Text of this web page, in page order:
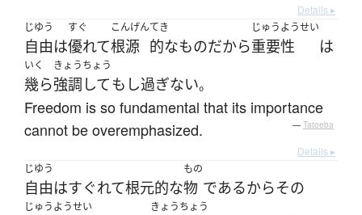
Details ▸
じゆう
自由は
すぐ
優れて
こんげん
根源
てき
的なものだから
じゅうようせい
重要性 は
いく
幾ら
きょうちょう
強調しても し過ぎない。
Freedom is so fundamental that its importance
cannot be overemphasized.
— Tatoeba
Details ▸
じゆう
自由はすぐれて根元的な
もの
物 であるからその
じゅうようせい きょうちょう